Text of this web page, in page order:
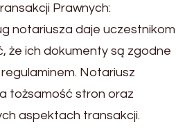
Prawnych:
notariusza daje uczestnikom
że ich dokumenty są zgodne
Notariusz
tożsamość stron oraz
aspektach transakcji.